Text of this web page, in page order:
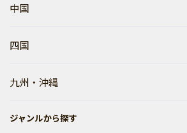
中国
四国
九州・沖縄
ジャンルから探す